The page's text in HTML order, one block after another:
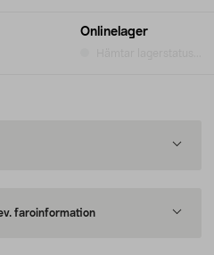
Onlinelager
faroinformation